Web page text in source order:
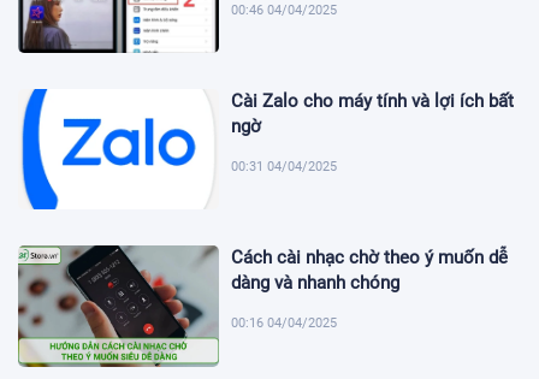
00:46 04/04/2025
Cài Zalo cho máy tính và lợi ích bất
ngờ
00:31 04/04/2025
Cách cài nhạc chờ theo ý muốn dễ
dàng và nhanh chóng
00:16 04/04/2025